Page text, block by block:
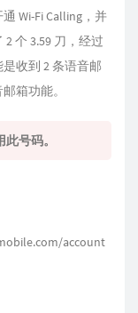
Wi-Fi Calling，并
个 3.59 刀，经过
收到 2 条语音邮
箱功能。
号码。
account